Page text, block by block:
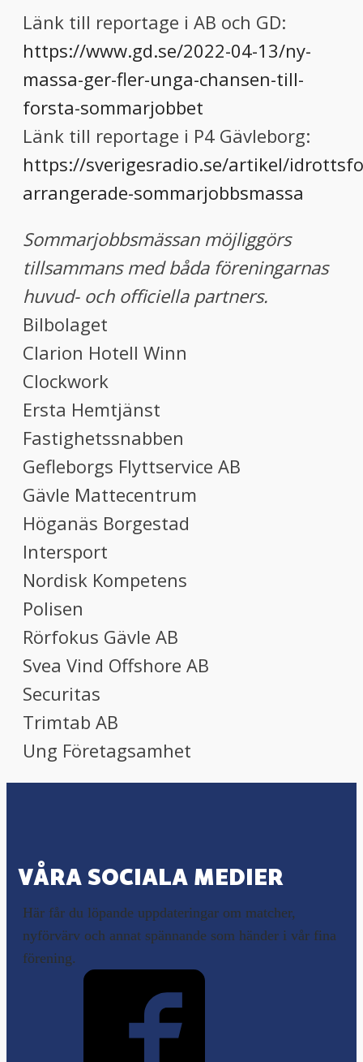
Länk till reportage i AB och GD:
https://www.gd.se/2022-04-13/ny-
massa-ger-fler-unga-chansen-till-
forsta-sommarjobbet
Länk till reportage i P4 Gävleborg:
https://sverigesradio.se/artikel/
arrangerade-sommarjobbsmassa
Sommarjobbsmässan möjliggörs
tillsammans med båda föreningarnas
huvud- och officiella partners.
Bilbolaget
Clarion Hotell Winn
Clockwork
Ersta Hemtjänst
Fastighetssnabben
Gefleborgs Flyttservice AB
Gävle Mattecentrum
Höganäs Borgestad
Intersport
Nordisk Kompetens
Polisen
Rörfokus Gävle AB
Svea Vind Offshore AB
Securitas
Trimtab AB
Ung Företagsamhet
VÅRA SOCIALA MEDIER
Här får du löpande uppdateringar om matcher,
nyförvärv och annat spännande som händer i vår fina
förening.